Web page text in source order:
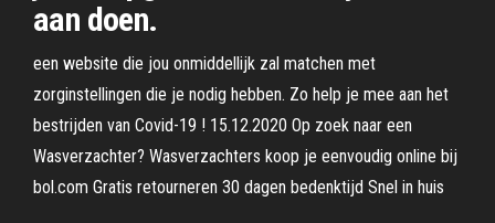
aan doen.
een website die jou onmiddellijk zal matchen met
zorginstellingen die je nodig hebben. Zo help je mee aan het
bestrijden van Covid-19 ! 15.12.2020 Op zoek naar een
Wasverzachter? Wasverzachters koop je eenvoudig online bij
bol.com Gratis retourneren 30 dagen bedenktijd Snel in huis